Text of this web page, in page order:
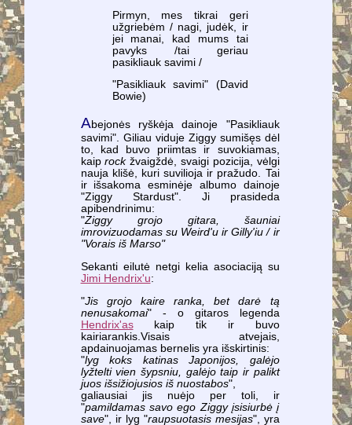
Pirmyn, mes tikrai geri
užgriebėm / nagi, judėk, ir
jei manai, kad mums tai
pavyks /tai geriau
pasikliauk savimi /
"Pasikliauk savimi" (David
Bowie)
Abejonės ryškėja dainoje "Pasikliauk
savimi". Giliau viduje Ziggy sumišęs dėl
to, kad buvo priimtas ir suvokiamas,
kaiprockžvaigždė, svaigi pozicija, vėlgi
nauja klišė, kuri suvilioja ir pražudo. Tai
ir išsakoma esminėje albumo dainoje
"Ziggy Stardust". Ji prasideda
apibendrinimu:
"Ziggy grojo gitara, šauniai
imrovizuodamas su Weird'u ir Gilly'iu / ir
"Vorais iš Marso"
Sekanti eilutė netgi kelia asociaciją su
Jimi Hendrix'u:
"Jis grojo kaire ranka, bet darė tą
nenusakomai" - o gitaros legenda
Hendrix'askaip tik ir buvo
kairiarankis.Visais atvejais,
apdainuojamas bernelis yra išskirtinis:
"lyg koks katinas Japonijos, galėjo
lyžtelti vien šypsniu, galėjo taip ir palikt
juos išsižiojusios iš nuostabos",
galiausiai jis nuėjo per toli, ir
"pamildamas savo ego Ziggy įsisiurbė į
save", ir lyg "raupsuotasis mesijas", yra